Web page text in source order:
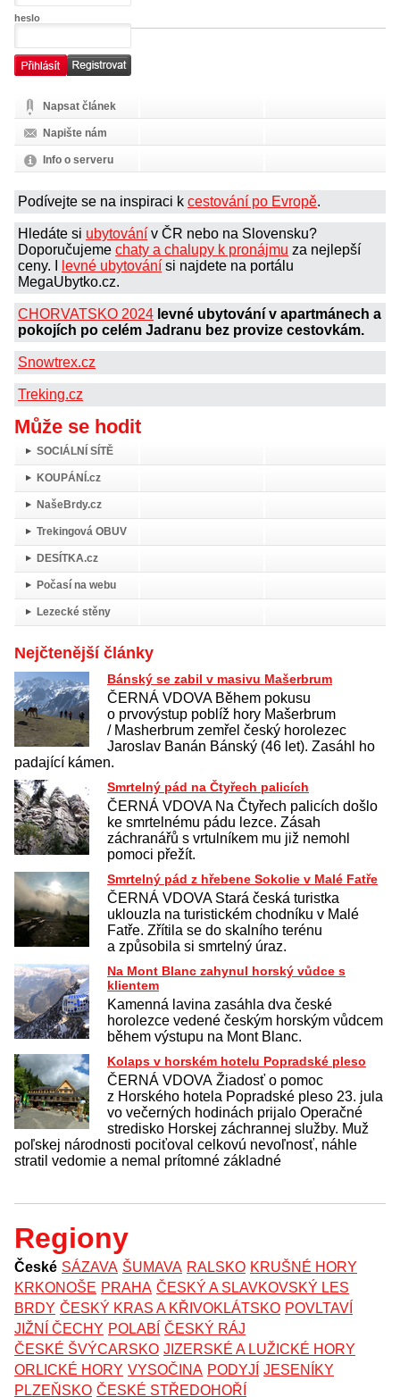
heslo
Napsat článek
Napište nám
Info o serveru
Podívejte se na inspiraci k cestování po Evropě.
Hledáte si ubytování v ČR nebo na Slovensku?
Doporučujeme chaty a chalupy k pronájmu za nejlepší
ceny. I
levné ubytování si najdete na portálu
MegaUbytko.cz.
CHORVATSKO 2024 levné ubytování v apartmánech a
pokojích po celém Jadranu bez provize cestovkám.
Snowtrex.cz
Treking.cz
Může se hodit
SOCIÁLNÍ SÍTĚ
KOUPÁNÍ.cz
NašeBrdy.cz
Trekingová OBUV
DESÍTKA.cz
Počasí na webu
Lezecké stěny
Nejčtenější články
Bánský se zabil v masivu Mašerbrum
ČERNÁ VDOVA Během pokusu
o prvovýstup poblíž hory Mašerbrum
/ Masherbrum zemřel český horolezec
Jaroslav Banán Bánský (46 let). Zasáhl ho
padající kámen.
Smrtelný pád na Čtyřech palicích
ČERNÁ VDOVA Na Čtyřech palicích došlo
ke smrtelnému pádu lezce. Zásah
záchranářů s vrtulníkem mu již nemohl
pomoci přežít.
Smrtelný pád z hřebene Sokolie v Malé Fatře
ČERNÁ VDOVA Stará česká turistka
uklouzla na turistickém chodníku v Malé
Fatře. Zřítila se do skalního terénu
a způsobila si smrtelný úraz.
Na Mont Blanc zahynul horský vůdce s
klientem
Kamenná lavina zasáhla dva české
horolezce vedené českým horským vůdcem
během výstupu na Mont Blanc.
Kolaps v horském hotelu Popradské pleso
ČERNÁ VDOVA Žiadosť o pomoc
z Horského hotela Popradské pleso 23. jula
vo večerných hodinách prijalo Operačné
stredisko Horskej záchrannej služby. Muž
poľskej národnosti pociťoval celkovú nevoľnosť, náhle
stratil vedomie a nemal prítomné základné
Regiony
České SÁZAVA ŠUMAVA RALSKO KRUŠNÉ HORY
KRKONOŠE PRAHA ČESKÝ A SLAVKOVSKÝ LES
BRDY ČESKÝ KRAS A KŘIVOKLÁTSKO POVLTAVÍ
JIŽNÍ ČECHY POLABÍ ČESKÝ RÁJ
ČESKÉ ŠVÝCARSKO JIZERSKÉ A LUŽICKÉ HORY
ORLICKÉ HORY VYSOČINA PODYJÍ JESENÍKY
PLZEŇSKO ČESKÉ STŘEDOHOŘÍ